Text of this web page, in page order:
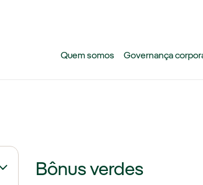
Quem somos Governança
Alternar submenu de Mudanças climáticas
Bônus verdes